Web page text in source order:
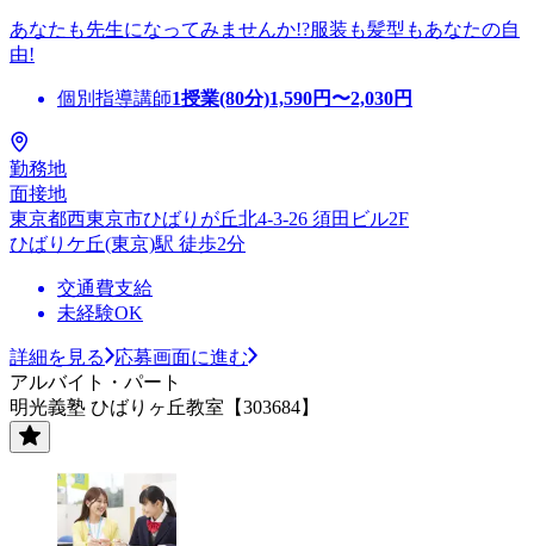
あなたも先生になってみませんか!?服装も髪型もあなたの自
由!
個別指導講師1授業(80分)1,590円〜2,030円
勤務地
面接地
東京都西東京市ひばりが丘北4-3-26 須田ビル2F
ひばりケ丘(東京)駅 徒歩2分
交通費支給
未経験OK
詳細を見る
応募画面に進む
アルバイト・パート
明光義塾 ひばりヶ丘教室【303684】